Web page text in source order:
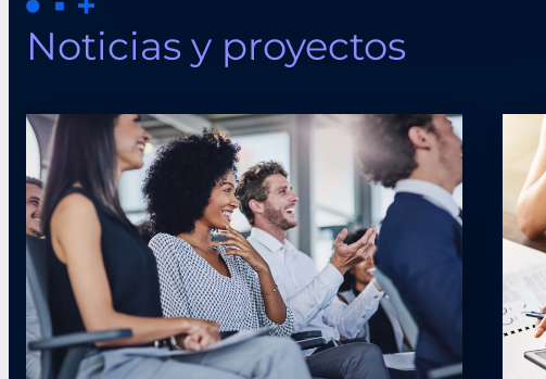
Noticias y proyectos